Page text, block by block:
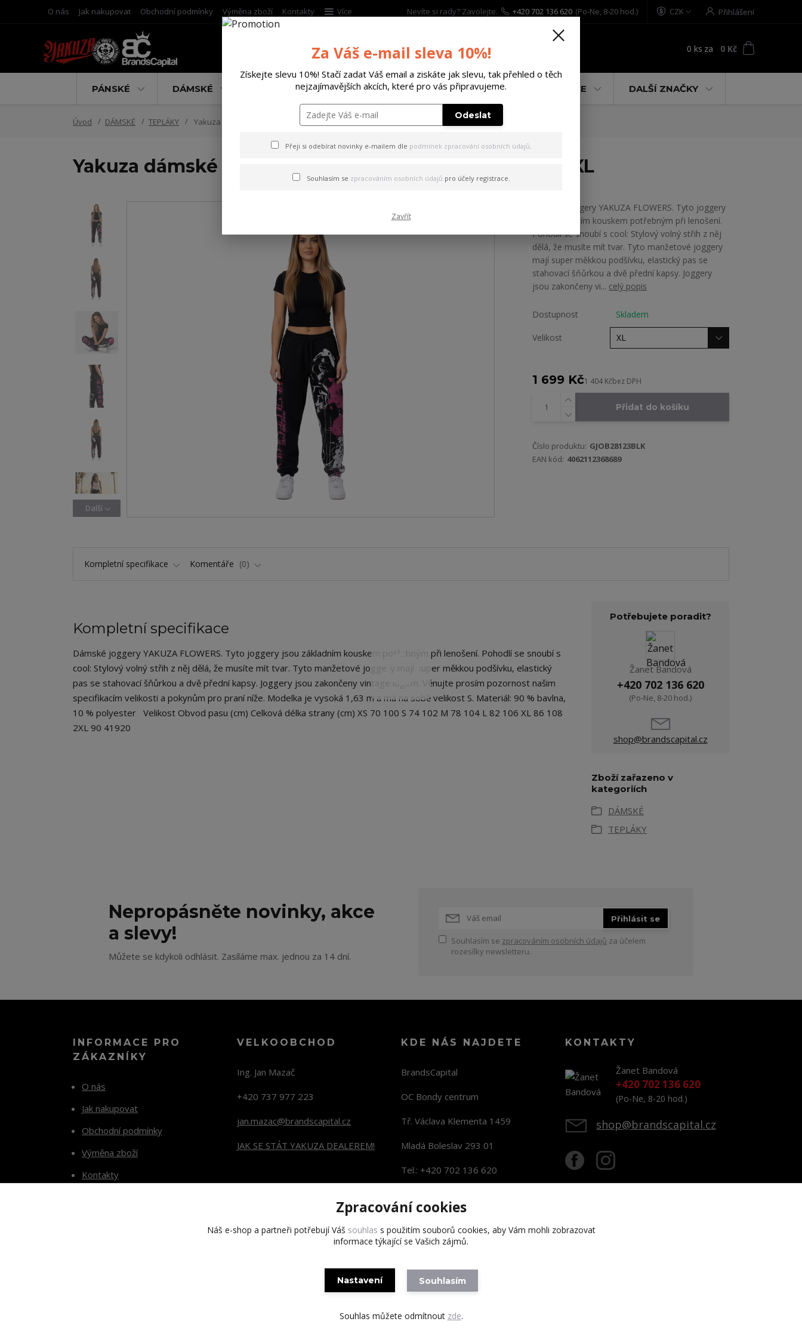
O nás Jak nakupovat Obchodní podmínky Výměna zboží Kontakty Více CZK Přihlášení
Nevíte si rady? Zavolejte. +420 702 136 620 (Po-Ne, 8-20 hod.)
0 ks za 0 Kč
PÁNSKÉ DÁMSKÉ DOPLŇKY DÁRKOVÉ POUKAZY % AKCE DALŠÍ ZNAČKY
Úvod DÁMSKÉ TEPLÁKY Yakuza dámské tepláky Flowers Loose Joggers black XL
Yakuza dámské tepláky Flowers Loose Joggers black XL
Další
Dámské joggery YAKUZA FLOWERS. Tyto joggery
jsou základním kouskem potřebným při lenošení.
Pohodlí se snoubí s cool: Stylový volný střih z něj
dělá, že musíte mít tvar. Tyto manžetové joggery
mají super měkkou podšívku, elastický pas se
stahovací šňůrkou a dvě přední kapsy. Joggery
jsou zakončeny vi... celý popis
Dostupnost Skladem
Velikost
1 699 Kč1 404 Kčbez DPH
Přidat do košíku
Číslo produktu: GJOB28123BLK
EAN kód: 4062112368689
Kompletní specifikace Komentáře 0
Kompletní specifikace
Dámské joggery YAKUZA FLOWERS. Tyto joggery jsou základním kouskem potřebným při lenošení. Pohodlí se snoubí s
cool: Stylový volný střih z něj dělá, že musíte mít tvar. Tyto manžetové joggery mají super měkkou podšívku, elastický
pas se stahovací šňůrkou a dvě přední kapsy. Joggery jsou zakončeny vintage logem. Věnujte prosím pozornost našim
specifikacím velikosti a pokynům pro praní níže. Modelka je vysoká 1,63 m a má na sobě velikost S. Materiál: 90 % bavlna,
10 % polyester Velikost Obvod pasu (cm) Celková délka strany (cm) XS 70 100 S 74 102 M 78 104 L 82 106 XL 86 108
2XL 90 41920
Potřebujete poradit?
Žanet Bandová
+420 702 136 620
(Po-Ne, 8-20 hod.)
shop@brandscapital.cz
Zboží zařazeno v
kategoriích
DÁMSKÉ
TEPLÁKY
Nepropásněte novinky, akce
a slevy!
Můžete se kdykoli odhlásit. Zasíláme max. jednou za 14 dní.
Přihlásit se
Souhlasím se zpracováním osobních údajů za účelem
rozesílky newsletteru.
INFORMACE PRO
ZÁKAZNÍKY
O nás
Jak nakupovat
Obchodní podmínky
Výměna zboží
Kontakty
VELKOOBCHOD
Ing. Jan Mazač
+420 737 977 223
jan.mazac@brandscapital.cz
JAK SE STÁT YAKUZA DEALEREM!
KDE NÁS NAJDETE
BrandsCapital
OC Bondy centrum
Tř. Václava Klementa 1459
Mladá Boleslav 293 01
Tel.: +420 702 136 620
KONTAKTY
Žanet Bandová
+420 702 136 620
(Po-Ne, 8-20 hod.)
shop@brandscapital.cz
Copyright 2020 BrandsCapital s.r.o.
Za Váš e-mail sleva 10%!
Získejte slevu 10%! Stačí zadat Váš email a ziskáte jak slevu, tak přehled o těch
nejzajímavějších akcích, které pro vás připravujeme.
Odeslat
Přeji si odebírat novinky e-mailem dle podmínek zpracování osobních údajů.
Souhlasím se zpracováním osobních údajů pro účely registrace.
Zavřít
Zpracování cookies
Náš e-shop a partneři potřebují Váš souhlas s použitím souborů cookies, aby Vám mohli zobrazovat
informace týkající se Vašich zájmů.
Nastavení Souhlasím
Souhlas můžete odmítnout zde.